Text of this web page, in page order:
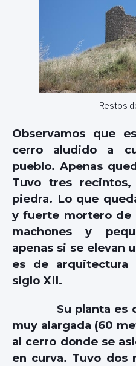
Restos
Observamos que
cerro aludido a
pueblo. Apenas
Tuvo tres
piedra. Lo que
y fuerte mortero de
machones y
apenas si se elevan
es de
siglo XII.
Su planta es de
muy alargada (60
al cerro donde se
en curva. Tuvo dos